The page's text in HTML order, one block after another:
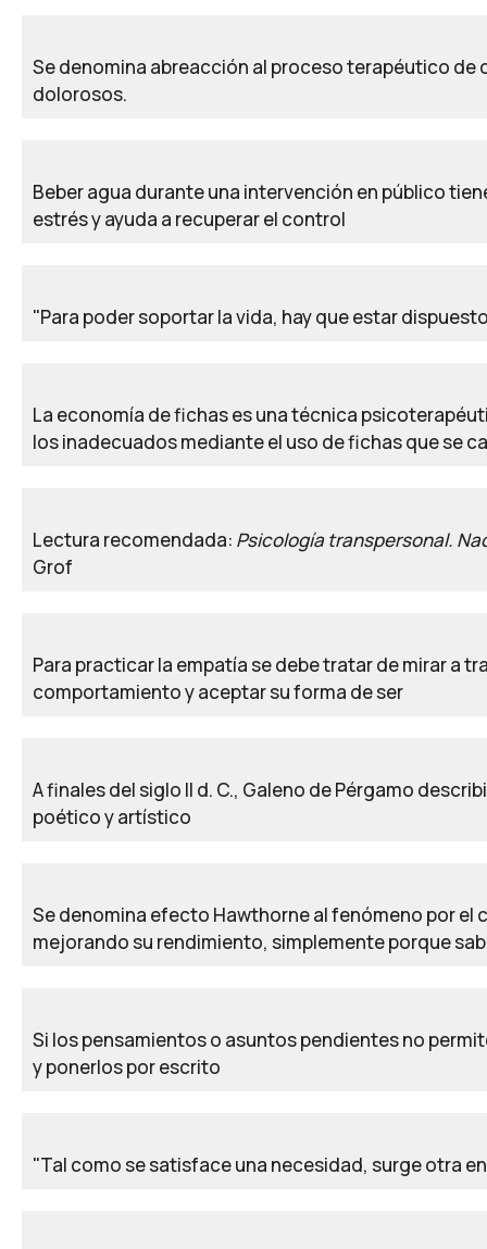
Se denomina abreacción al proceso terapéutico
dolorosos.
Beber agua durante una intervención en público
estrés y ayuda a recuperar el control
"Para poder soportar la vida, hay que estar
La economía de fichas es una técnica
los inadecuados mediante el uso de fichas que se
Lectura recomendada: Psicología transpersonal.
Grof
Para practicar la empatía se debe tratar de mirar a
comportamiento y aceptar su forma de ser
A finales del siglo II d. C., Galeno de Pérgamo
poético y artístico
Se denomina efecto Hawthorne al fenómeno por
mejorando su rendimiento, simplemente porque
Si los pensamientos o asuntos pendientes no
y ponerlos por escrito
"Tal como se satisface una necesidad, surge otra